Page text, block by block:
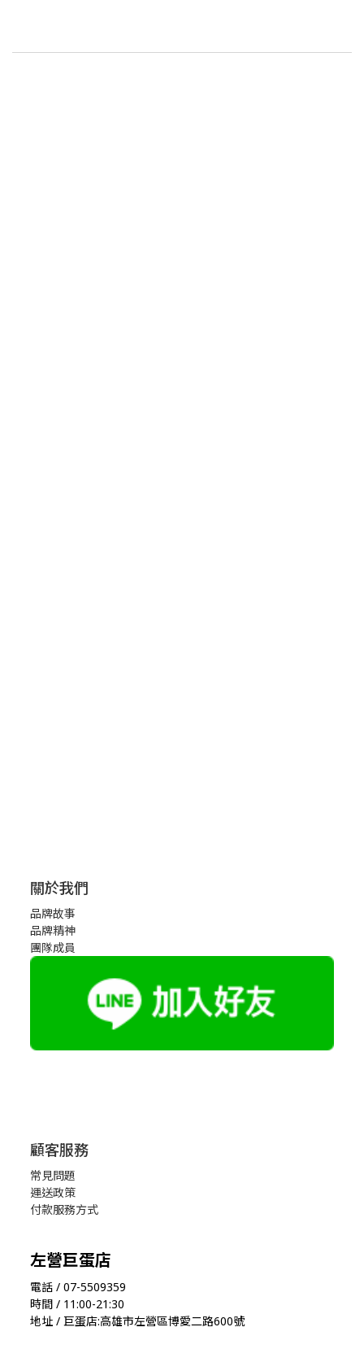
關於我們
品牌故事
品牌精神
團隊成員
顧客服務
常見問題
運送政策
付款服務方式
左營巨蛋店
電話 / 07-5509359
時間 / 11:00-21:30
地址 / 巨蛋店:高雄市左營區博愛二路600號